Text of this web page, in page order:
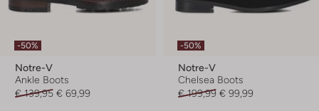
-50%
Notre-V
Ankle Boots
€ 139,95 € 69,99
-50%
Notre-V
Chelsea Boots
€ 199,99 € 99,99